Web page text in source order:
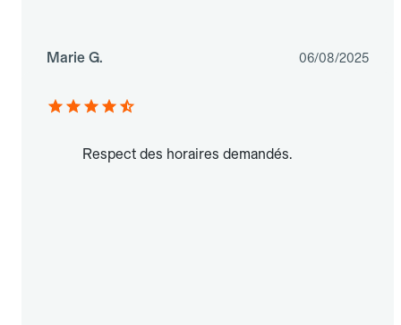
Marie G. 06/08/2025
Respect des horaires demandés.